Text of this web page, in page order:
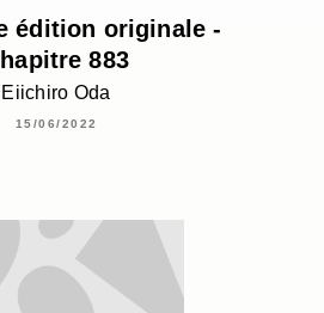
édition originale -
883
Eiichiro Oda
15/06/2022